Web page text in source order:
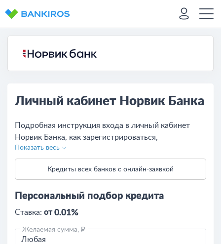
Личный кабинет Норвик Банка
Подробная инструкция входа в личный кабинет
Норвик Банка, как зарегистрироваться,
восстановить и сменить пароль, описание
возможностей для физических и юридических лиц.
Показать весь
Кредиты всех банков с онлайн-заявкой
Персональный подбор кредита
Ставка: от0.01%
Желаемая сумма, ₽